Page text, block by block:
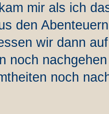
mir als ich
den
wir dann
noch
noch